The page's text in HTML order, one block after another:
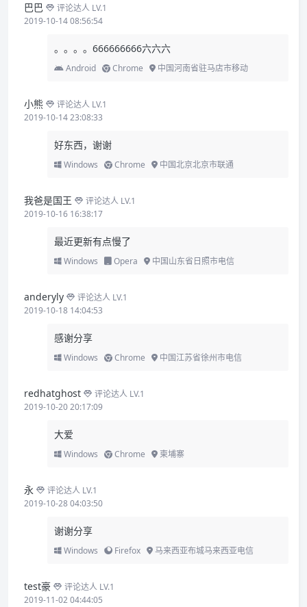
巴巴
评论达人 LV.1
2019-10-14 08:56:54
。。。。666666666六六六
Android Chrome 中国河南省驻马店市移动
小熊
评论达人 LV.1
2019-10-14 23:08:33
好东西，谢谢
Windows Chrome 中国北京北京市联通
我爸是国王
评论达人 LV.1
2019-10-16 16:38:17
最近更新有点慢了
Windows Opera 中国山东省日照市电信
anderyly
评论达人 LV.1
2019-10-18 14:04:53
感谢分享
Windows Chrome 中国江苏省徐州市电信
redhatghost
评论达人 LV.1
2019-10-20 20:17:09
大爱
Windows Chrome 柬埔寨
永
评论达人 LV.1
2019-10-28 04:03:50
谢谢分享
Windows Firefox 马来西亚布城马来西亚电信
test豪
评论达人 LV.1
2019-11-02 04:44:05